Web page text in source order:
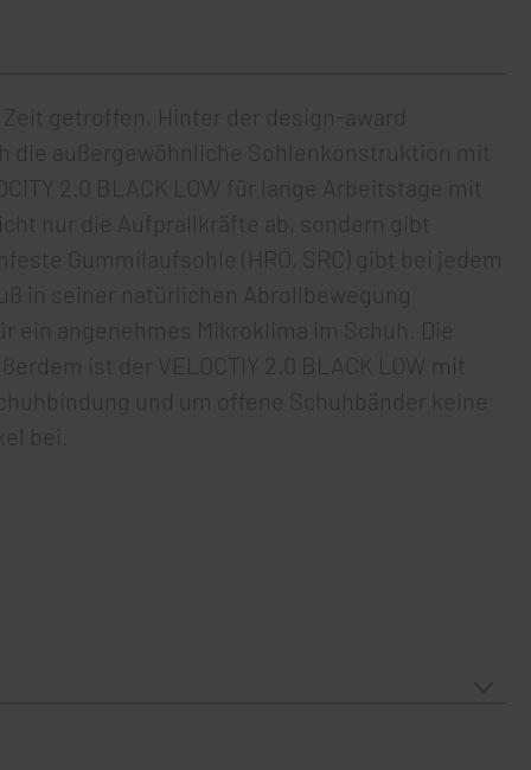
Zeit getroffen. Hinter der design-award
die außergewöhnliche Sohlenkonstruktion mit
2.0 BLACK LOW für lange Arbeitstage mit
nur die Aufprallkräfte ab, sondern gibt
Gummilaufsohle (HRO, SRC) gibt bei jedem
in seiner natürlichen Abrollbewegung
angenehmes Mikroklima im Schuh. Die
ist der VELOCTIY 2.0 BLACK LOW mit
und um offene Schuhbänder keine
bei.